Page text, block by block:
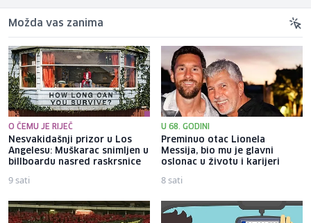
Možda vas zanima
O ČEMU JE RIJEČ
Nesvakidašnji prizor u Los
Angelesu: Muškarac snimljen u
billboardu nasred raskrsnice
9 sati
U 68. GODINI
Preminuo otac Lionela
Messija, bio mu je glavni
oslonac u životu i karijeri
8 sati